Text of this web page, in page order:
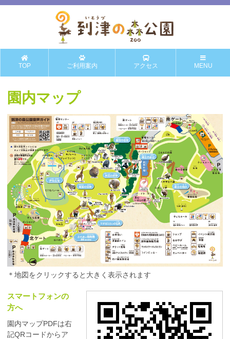
TOP ご利用案内 アクセス MENU
園内マップ
＊地図をクリックすると大きく表示されます
スマートフォンの
方へ
園内マップPDFは右
記QRコードからア